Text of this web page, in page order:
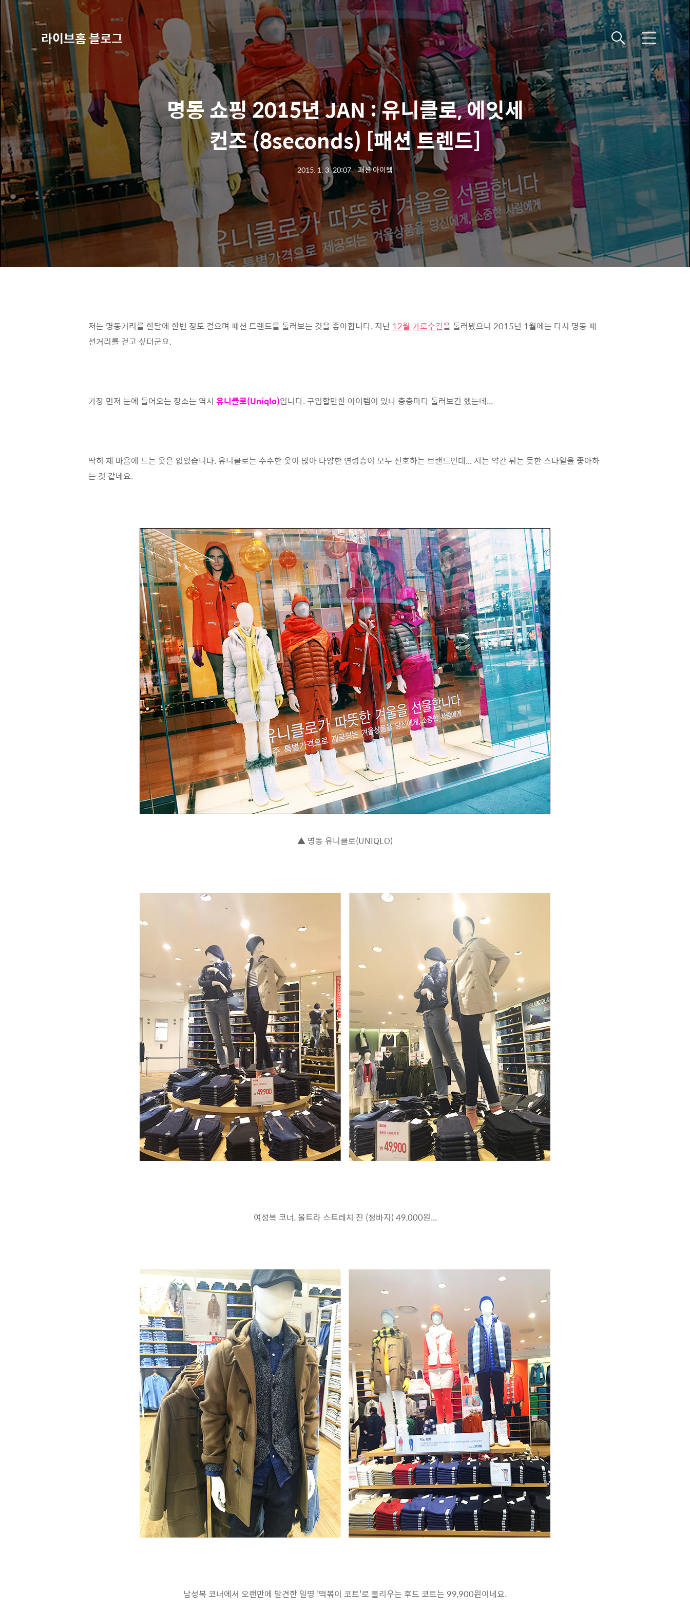
라이브홈 블로그 메
뉴
명동 쇼핑 2015년 JAN : 유니클로, 에잇세
컨즈 (8seconds) [패션 트렌드]
2015. 1. 3. 20:07ㆍ패션 아이템
저는 명동거리를 한달에 한번 정도 걸으며 패션 트렌드를 둘러보는 것을 좋아합니다. 지난 12월 가로수길을 둘러봤으니 2015년 1월에는 다시 명동 패
션거리를 걷고 싶더군요.
가장 먼저 눈에 들어오는 장소는 역시 유니클로(Uniqlo)입니다. 구입할만한 아이템이 있나 층층마다 둘러보긴 했는데...
딱히 제 마음에 드는 옷은 없었습니다. 유니클로는 수수한 옷이 많아 다양한 연령층이 모두 선호하는 브랜드인데... 저는 약간 튀는 듯한 스타일을 좋아하
는 것 같네요.
▲ 명동 유니클로(UNIQLO)
여성복 코너, 울트라 스트레치 진 (청바지) 49,000원...
남성복 코너에서 오랜만에 발견한 일명 '떡볶이 코트'로 불리우는 후드 코트는 99,900원이네요.